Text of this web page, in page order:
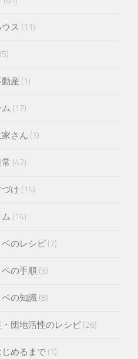
ス (11)
産 (1)
(17)
さん (3)
(47)
け (14)
(14)
のレシピ (7)
の手順 (5)
の知識 (8)
団地活性のレシピ (26)
めるまで (1)